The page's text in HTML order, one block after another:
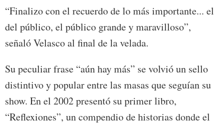
“Finalizo con el recuerdo de lo más importante... el
del público, el público grande y maravilloso”,
señaló Velasco al final de la velada.
Su peculiar frase “aún hay más” se volvió un sello
distintivo y popular entre las masas que seguían su
show. En el 2002 presentó su primer libro,
“Reflexiones”, un compendio de historias donde el